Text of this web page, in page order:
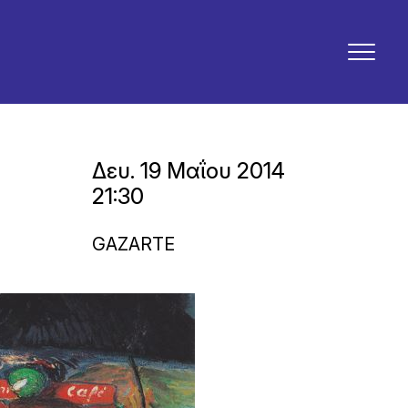
Δευ. 19 Μαΐου 2014
21:30
GAZARTE